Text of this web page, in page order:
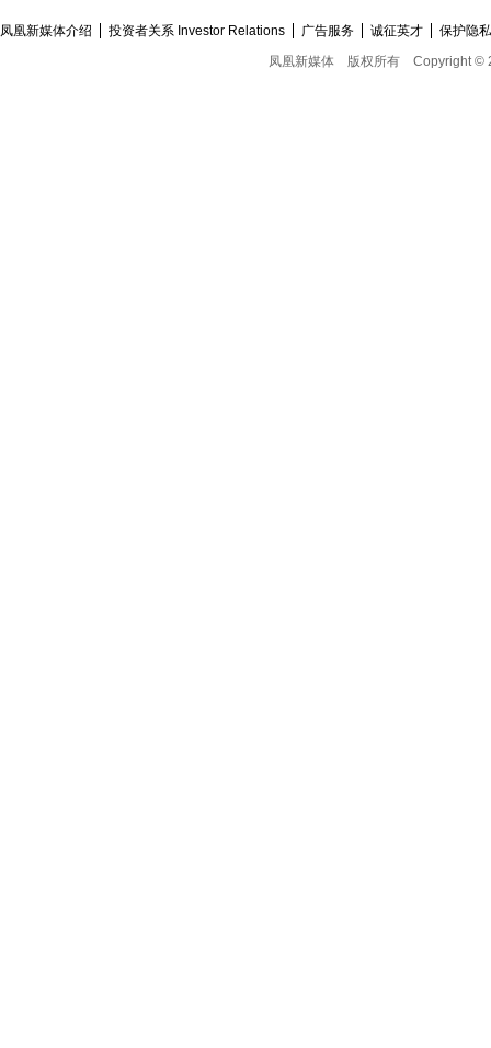
凤凰新媒体介绍 投资者关系 Investor Relations 广告服务 诚征英才
保护隐
凤凰新媒体
版权所有 Copyright ©